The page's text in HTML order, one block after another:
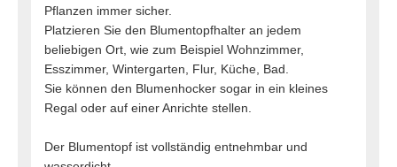
Pflanzen immer sicher.
Platzieren Sie den Blumentopfhalter an jedem
beliebigen Ort, wie zum Beispiel Wohnzimmer,
Esszimmer, Wintergarten, Flur, Küche, Bad.
Sie können den Blumenhocker sogar in ein kleines
Regal oder auf einer Anrichte stellen.
Der Blumentopf ist vollständig entnehmbar und